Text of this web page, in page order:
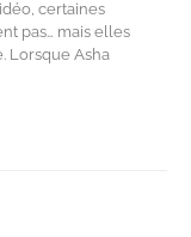
certaines
pas… mais elles
Lorsque Asha